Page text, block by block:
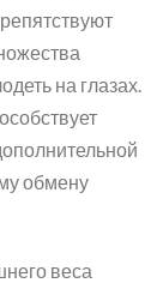
на глазах.
обмену
веса